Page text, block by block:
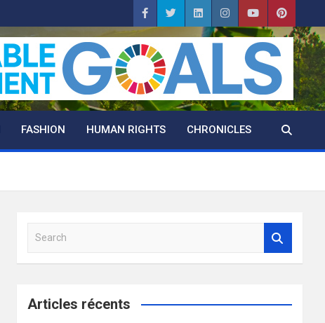
FASHION HUMAN RIGHTS CHRONICLES
a
c
Articles récents